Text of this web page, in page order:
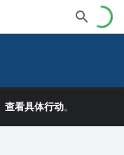
查看具体行动。